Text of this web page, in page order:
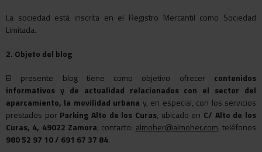
La sociedad está inscrita en el Registro Mercantil como Sociedad
Limitada.
2. Objeto del blog
El presente blog tiene como objetivo ofrecer contenidos
informativos y de actualidad relacionados con el sector del
aparcamiento, la movilidad urbana y, en especial, con los servicios
prestados por Parking Alto de los Curas, ubicado en C/ Alto de los
Curas, 4, 49022 Zamora, contacto: almoher@almoher.com, teléfonos
980 52 97 10 / 691 67 37 84.